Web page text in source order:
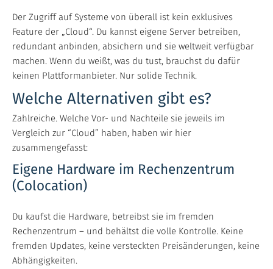
Der Zugriff auf Systeme von überall ist kein exklusives
Feature der „Cloud“. Du kannst eigene Server betreiben,
redundant anbinden, absichern und sie weltweit verfügbar
machen. Wenn du weißt, was du tust, brauchst du dafür
keinen Plattformanbieter. Nur solide Technik.
Welche Alternativen gibt es?
Zahlreiche. Welche Vor- und Nachteile sie jeweils im
Vergleich zur “Cloud” haben, haben wir hier
zusammengefasst:
Eigene Hardware im Rechenzentrum
(Colocation)
Du kaufst die Hardware, betreibst sie im fremden
Rechenzentrum – und behältst die volle Kontrolle. Keine
fremden Updates, keine versteckten Preisänderungen, keine
Abhängigkeiten.